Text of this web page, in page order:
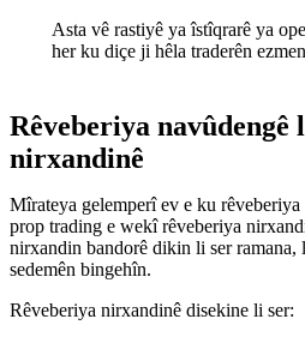
Asta vê rastiyê ya îstîqrarê ya
her ku diçe ji hêla traderên
Rêveberiya
nirxandinê
Mîrateya gelemperî ev e ku
prop trading e wekî rêveberiya
nirxandin bandorê dikin li ser ramana,
sedemên bingehîn.
Rêveberiya nirxandinê disekine li ser: